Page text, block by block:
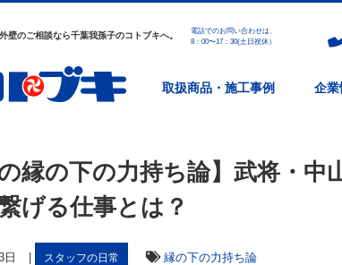
壁のご相談なら千葉我孫子のコトブキへ。
電話でのお問い合わせは、
8：00〜17：30(土日祝休）
取扱商品・施工事例 企業
の縁の下の力持ち論】武将・中
げる仕事とは？
日 スタッフの日常 縁の下の力持ち論